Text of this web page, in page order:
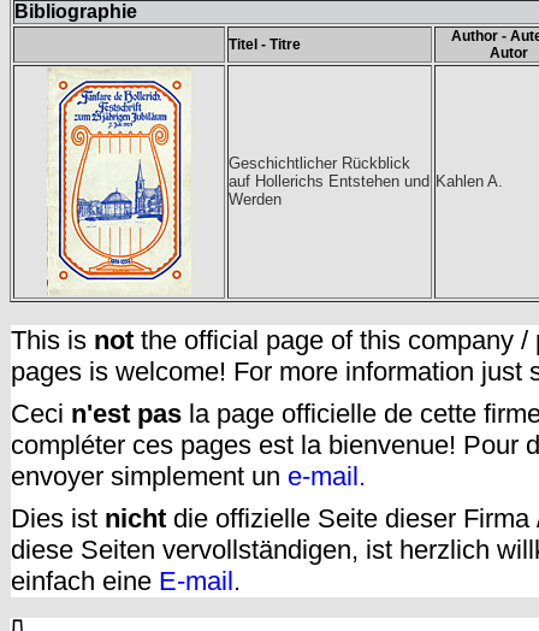
Bibliographie
Titel - Titre
Author -
Autor
Geschichtlicher Rückblick
auf Hollerichs Entstehen und
Werden
Kahlen A.
This is not the official page of this company
pages is welcome! For more information just
Ceci n'est pas la page officielle de cette
compléter ces pages est la bienvenue! Pour
envoyer simplement un e-mail.
Dies ist nicht die offizielle Seite dieser
diese Seiten vervollständigen, ist herzlich
einfach eine E-mail.